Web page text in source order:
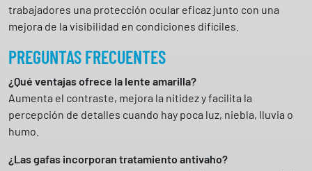
trabajadores una protección ocular eficaz junto con una
mejora de la visibilidad en condiciones difíciles.
PREGUNTAS FRECUENTES
¿Qué ventajas ofrece la lente amarilla?
Aumenta el contraste, mejora la nitidez y facilita la
percepción de detalles cuando hay poca luz, niebla, lluvia o
humo.
¿Las gafas incorporan tratamiento antivaho?